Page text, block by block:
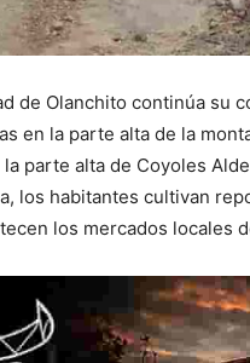
de Olanchito continúa su
en la parte alta de la
parte alta de Coyoles
los habitantes cultivan
los mercados locales